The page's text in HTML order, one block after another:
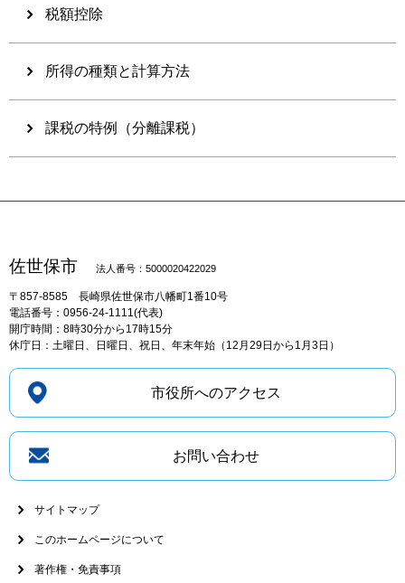
税額控除
所得の種類と計算方法
課税の特例（分離課税）
佐世保市 法人番号：5000020422029
〒857-8585 長崎県佐世保市八幡町1番10号
電話番号：0956-24-1111(代表)
開庁時間：8時30分から17時15分
休庁日：土曜日、日曜日、祝日、年末年始（12月29日から1月3日）
市役所へのアクセス
お問い合わせ
サイトマップ
このホームページについて
著作権・免責事項